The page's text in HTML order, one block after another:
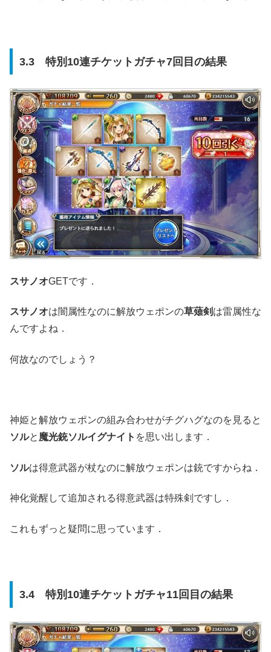
3.3 特別10連チケットガチャ7回目の結果
スサノオGETです．
スサノオは闇属性なのに解放ウェポンの草薙剣 は雷属性な
んですよね．
何故なのでしょう？
神姫と解放ウェポンの組み合わせがチグハグなのを見ると
ソルと 魔光銃ソルイグナイト を思い出します．
ソルは得意武器が杖なのに解放ウェポンは銃ですからね．
神化覚醒して追加される得意武器は特殊剣ですし．
これもずっと疑問に思っています．
3.4 特別10連チケットガチャ11回目の結果